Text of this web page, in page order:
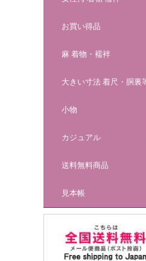
お買い得品
麻 着物・襦袢
大きい寸法 着尺・胴裏
小物
カジュアル
送料無料商品
見本帳